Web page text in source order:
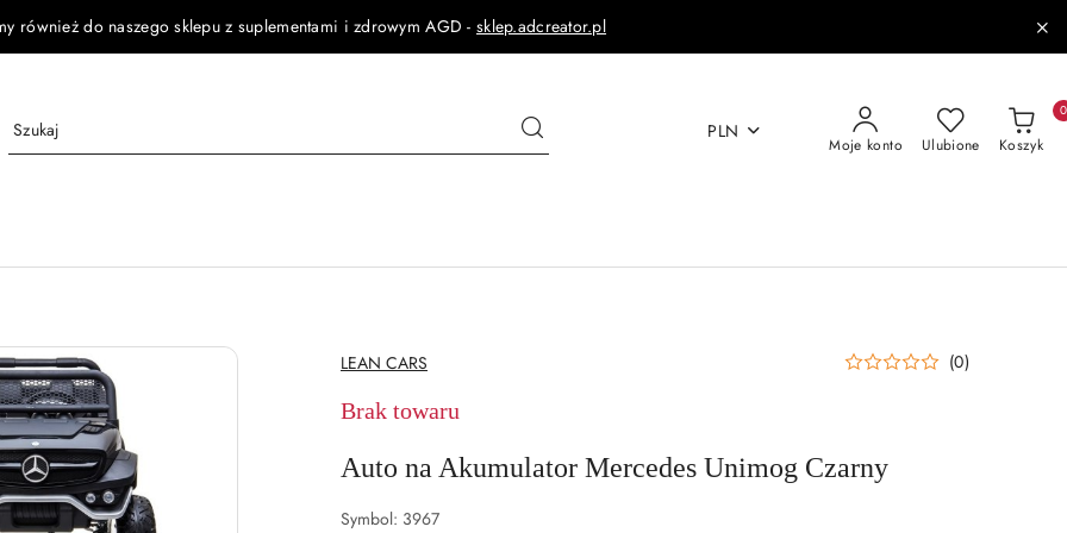
również do naszego sklepu z suplementami i zdrowym AGD - sklep.adcreator.pl
PLN
Moje konto Ulubione Koszyk
0
NAZWA
PRODUCENTA:
LEAN CARS (0)
Brak towaru
Auto na Akumulator Mercedes Unimog Czarny
Symbol: 3967